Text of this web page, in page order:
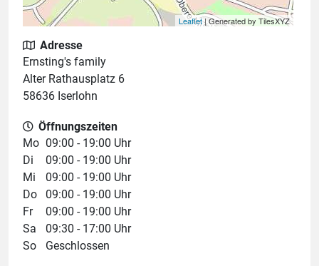
Leaflet| Generated by TilesXYZ
Adresse
Ernsting's family
Alter Rathausplatz 6
58636 Iserlohn
Öffnungszeiten
Mo 09:00 - 19:00 Uhr
Di
09:00 - 19:00 Uhr
Mi
09:00 - 19:00 Uhr
Do
09:00 - 19:00 Uhr
Fr
09:00 - 19:00 Uhr
Sa
09:30 - 17:00 Uhr
So
Geschlossen